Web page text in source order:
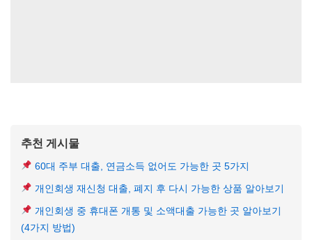
추천 게시물
60대 주부 대출, 연금소득 없어도 가능한 곳 5가지
개인회생 재신청 대출, 폐지 후 다시 가능한 상품 알아보기
개인회생 중 휴대폰 개통 및 소액대출 가능한 곳 알아보기
(4가지 방법)